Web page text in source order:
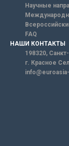
Научные
FAQ
НАШИ КОНТАКТЫ
198320,
г. Красное